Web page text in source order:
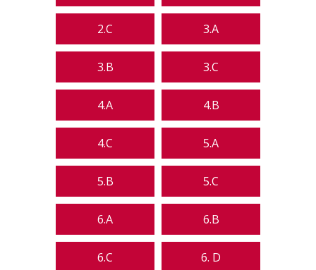
2.C 3.A
3.B 3.C
4.A 4.B
4.C 5.A
5.B 5.C
6.A 6.B
6.C 6. D